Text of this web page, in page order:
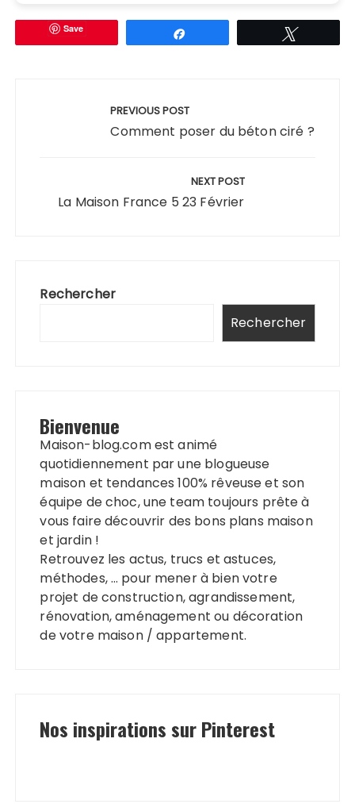
Save
PREVIOUS POST
Comment poser du béton ciré ?
NEXT POST
La Maison France 5 23 Février
Rechercher
Rechercher
Bienvenue
Maison-blog.com est animé
quotidiennement par une blogueuse
maison et tendances 100% rêveuse et son
équipe de choc, une team toujours prête à
vous faire découvrir des bons plans maison
et jardin !
Retrouvez les actus, trucs et astuces,
méthodes, … pour mener à bien votre
projet de construction, agrandissement,
rénovation, aménagement ou décoration
de votre maison / appartement.
Nos inspirations sur Pinterest